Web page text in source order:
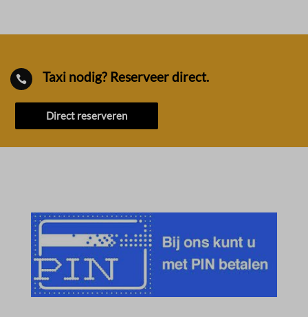
 Taxi nodig? Reserveer direct.
Direct reserveren